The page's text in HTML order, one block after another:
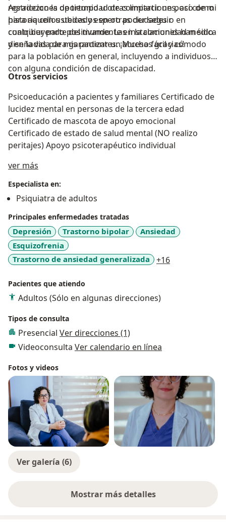
Agradezco la oportunidad de compartir un poco de mi
historia con ustedes y espero poder seguir
contribuyendo positivamente en la comunidad médica
y en la vida de mis pacientes. ¡Muchas gracias!
restricciones de tiempo u otras limitaciones, así como
para aquellos ubicados en otras ciudades o en
cualquier parte del mundo. Las instalaciones han sido
diseñadas para garantizar un acceso fácil y cómodo
para la población en general, incluyendo a individuos
con alguna condición de discapacidad.
Otros servicios
Psicoeducación a pacientes y familiares Certificado de
lucidez mental en personas de la tercera edad
Certificado de mascota de apoyo emocional
Certificado de estado de salud mental (NO realizo
peritajes) Apoyo psicoterapéutico individual
ver más
Especialista en:
Psiquiatra de adultos
Principales enfermedades tratadas
Depresión Trastorno bipolar
Ansiedad
Esquizofrenia
Trastorno de ansiedad generalizada
+16
Pacientes que atiendo
Adultos (Sólo en algunas direcciones)
Tipos de consulta
Presencial Ver direcciones (1)
Videoconsulta Ver calendario en línea
Fotos y videos
Ver galería (6)
Mostrar más detalles
sobre la experiencia